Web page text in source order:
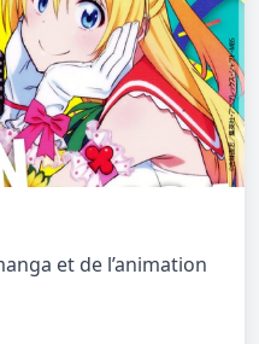
et de l’animation